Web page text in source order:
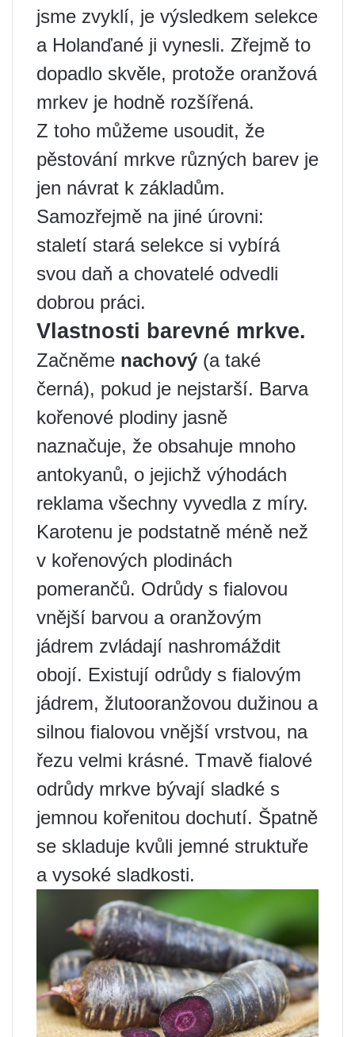
jsme zvyklí, je výsledkem selekce
a Holanďané ji vynesli. Zřejmě to
dopadlo skvěle, protože oranžová
mrkev je hodně rozšířená.
Z toho můžeme usoudit, že
pěstování mrkve různých barev je
jen návrat k základům.
Samozřejmě na jiné úrovni:
staletí stará selekce si vybírá
svou daň a chovatelé odvedli
dobrou práci.
Vlastnosti barevné mrkve.
Začněme nachový (a také
černá), pokud je nejstarší. Barva
kořenové plodiny jasně
naznačuje, že obsahuje mnoho
antokyanů, o jejichž výhodách
reklama všechny vyvedla z míry.
Karotenu je podstatně méně než
v kořenových plodinách
pomerančů. Odrůdy s fialovou
vnější barvou a oranžovým
jádrem zvládají nashromáždit
obojí. Existují odrůdy s fialovým
jádrem, žlutooranžovou dužinou a
silnou fialovou vnější vrstvou, na
řezu velmi krásné. Tmavě fialové
odrůdy mrkve bývají sladké s
jemnou kořenitou dochutí. Špatně
se skladuje kvůli jemné struktuře
a vysoké sladkosti.